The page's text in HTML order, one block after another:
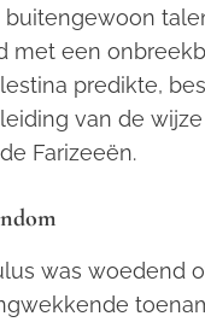
met een
predikte,
van de
Farizeeën.
was woedend